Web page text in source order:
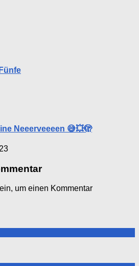
Neeerveeeen 😅💥🫣
um einen Kommentar